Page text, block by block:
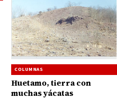
COLUMNAS
Huetamo, tierra con
muchas yácatas